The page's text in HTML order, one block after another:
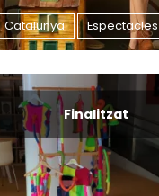
Catalunya Espectacles
Finalitzat